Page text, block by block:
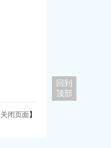
关闭页面 】
回到
顶部